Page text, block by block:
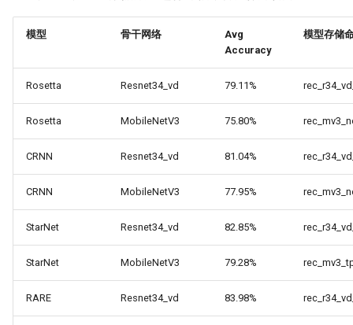
模型 骨干网络
Avg
Accuracy
模型存储
Rosetta Resnet34_vd 79.11%
Rosetta MobileNetV3 75.80%
CRNN Resnet34_vd 81.04%
CRNN MobileNetV3 77.95%
StarNet Resnet34_vd 82.85%
StarNet MobileNetV3 79.28%
RARE Resnet34_vd 83.98%